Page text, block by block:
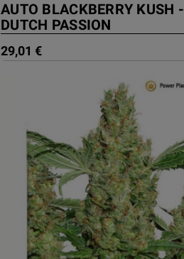
AUTO BLACKBERRY KUSH -
DUTCH PASSION
29,01 €